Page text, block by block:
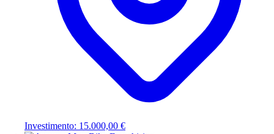
Investimento: 15.000,00 €